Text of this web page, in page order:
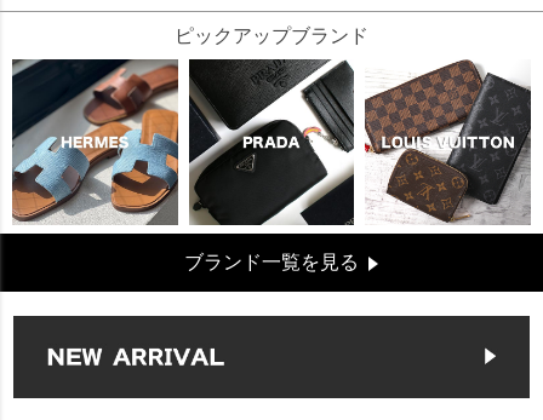
ピックアップブランド
ブランド一覧を見る